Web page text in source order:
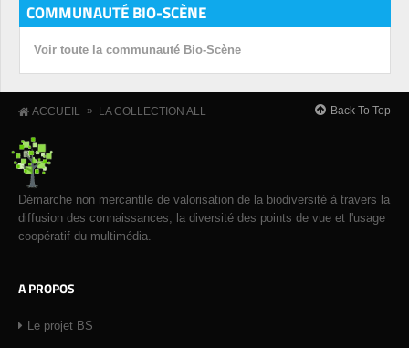
COMMUNAUTÉ BIO-SCÈNE
Voir toute la communauté Bio-Scène
ACCUEIL » LA COLLECTION ALL Back To Top
Démarche non mercantile de valorisation de la biodiversité à travers la
diffusion des connaissances, la diversité des points de vue et l'usage
coopératif du multimédia.
A PROPOS
Le projet BS